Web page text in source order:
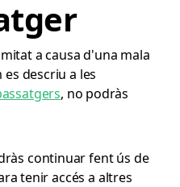
a causa d'una mala
descriu a les
, no podràs
continuar fent ús de
tenir accés a altres